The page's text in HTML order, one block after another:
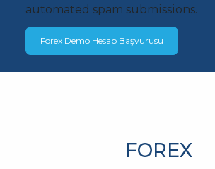
automated spam submissions.
FOREX